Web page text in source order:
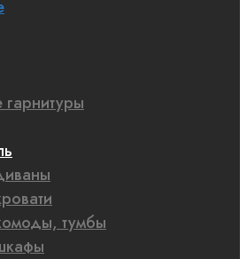
тумбы